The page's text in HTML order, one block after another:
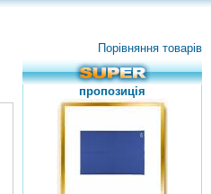
Порівняння товарів
пропозиція